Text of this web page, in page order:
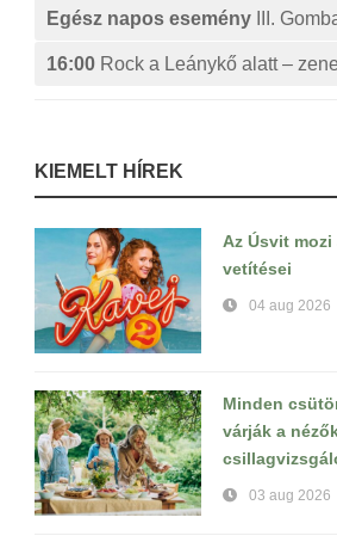
Egész napos esemény
III.
16:00 Rock a Leánykő alatt –
KIEMELT HÍREK
Az Úsvit
vetítései
04 aug 2026
Minden
várják a
03 aug 2026